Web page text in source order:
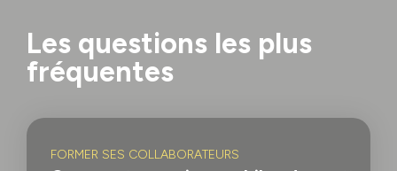
Les questions les plus
fréquentes
FORMER SES COLLABORATEURS